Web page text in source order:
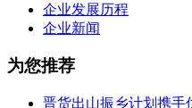
企业发展历程
企业新闻
为您推荐
晋货出山振乡计划携手